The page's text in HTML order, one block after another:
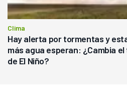
Clima
Hay alerta por tormentas y
más agua esperan: ¿Cambia
de El Niño?